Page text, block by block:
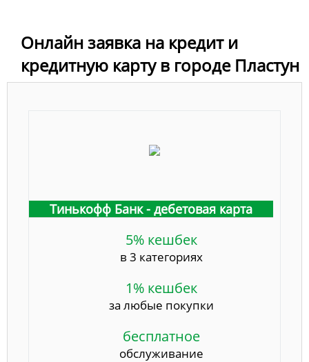
Онлайн заявка на кредит и
кредитную карту в городе Пластун
Тинькофф Банк - дебетовая карта
5% кешбек
в 3 категориях
1% кешбек
за любые покупки
бесплатное
обслуживание